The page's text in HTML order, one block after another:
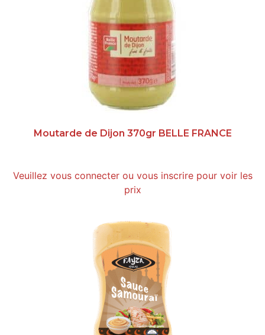
Moutarde de Dijon 370gr BELLE FRANCE
Veuillez vous connecter ou vous inscrire pour voir les
prix